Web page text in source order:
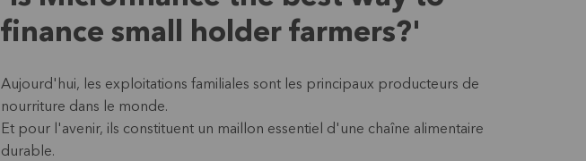
finance small holder farmers?'
Aujourd'hui, les exploitations familiales sont les principaux producteurs de
nourriture dans le monde.
Et pour l'avenir, ils constituent un maillon essentiel d'une chaîne alimentaire
durable.